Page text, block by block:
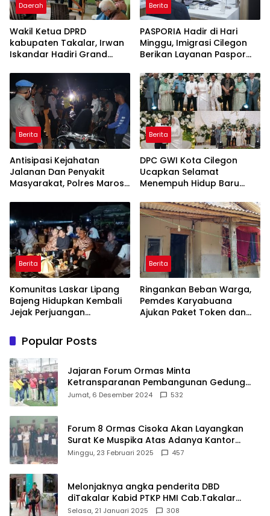
Daerah
Wakil Ketua DPRD
kabupaten Takalar, Irwan
Iskandar Hadiri Grand
Pertama di Takalar,
Melayani Terapis Gratis
untuk Pasien Dhuafa dan
umum.
Berita
PASPORIA Hadir di Hari
Minggu, Imigrasi Cilegon
Berikan Layanan Paspor
Gratis
Berita
Antisipasi Kejahatan
Jalanan Dan Penyakit
Masyarakat, Polres Maros
Kondusif
Berita
DPC GWI Kota Cilegon
Ucapkan Selamat
Menempuh Hidup Baru
Tuanku Ihza Kemalsya
Damanik
Berita
Komunitas Laskar Lipang
Bajeng Hidupkan Kembali
Jejak Perjuangan
Wabup Takalar: Apresiasi
Bahwa Sejarah Adalah
Warisan yang Tak Ternilai”.
Berita
Ringankan Beban Warga,
Pemdes Karyabuana
Ajukan Paket Token dan
Popular Posts
Jajaran Forum Ormas Minta
Ketransparanan Pembangunan Gedung
Damkar Di Kecamatan Cisoka
Jumat, 6 Desember 2024 532
Forum 8 Ormas Cisoka Akan Layangkan
Surat Ke Muspika Atas Adanya Kantor
Matel di Cisoka
Minggu, 23 Februari 2025 457
Melonjaknya angka penderita DBD
diTakalar Kabid PTKP HMI Cab.Takalar
angkat bicara
Selasa, 21 Januari 2025 308